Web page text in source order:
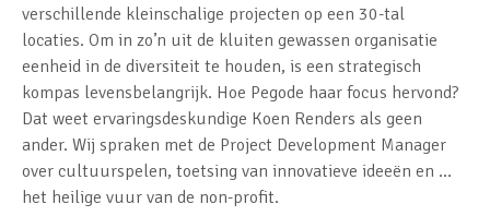
verschillende kleinschalige projecten op een 30-tal
locaties. Om in zo’n uit de kluiten gewassen organisatie
eenheid in de diversiteit te houden, is een strategisch
kompas levensbelangrijk. Hoe Pegode haar focus hervond?
Dat weet ervaringsdeskundige Koen Renders als geen
ander. Wij spraken met de Project Development Manager
over cultuurspelen, toetsing van innovatieve ideeën en …
het heilige vuur van de non-profit.